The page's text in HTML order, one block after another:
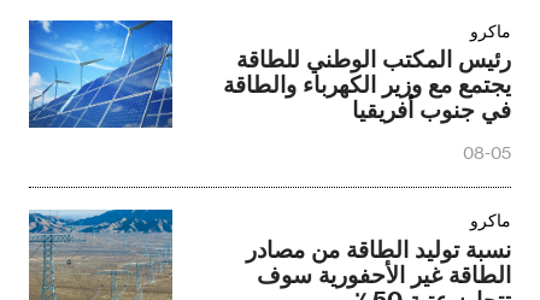
ماكرو
رئيس المكتب الوطني للطاقة
يجتمع مع وزير الكهرباء والطاقة
في جنوب أفريقيا
08-05
ماكرو
نسبة توليد الطاقة من مصادر
الطاقة غير الأحفورية سوف